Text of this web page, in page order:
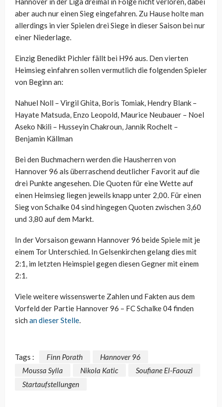
aber auch nur einen Sieg eingefahren. Zu Hause holte man
allerdings in vier Spielen drei Siege in dieser Saison bei nur
einer Niederlage.
Einzig Benedikt Pichler fällt bei H96 aus. Den vierten
Heimsieg einfahren sollen vermutlich die folgenden Spieler
von Beginn an:
Nahuel Noll – Virgil Ghita, Boris Tomiak, Hendry Blank –
Hayate Matsuda, Enzo Leopold, Maurice Neubauer – Noel
Aseko Nkili – Husseyin Chakroun, Jannik Rochelt –
Benjamin Källman
Bei den Buchmachern werden die Hausherren von
Hannover 96 als überraschend deutlicher Favorit auf die
drei Punkte angesehen. Die Quoten für eine Wette auf
einen Heimsieg liegen jeweils knapp unter 2,00. Für einen
Sieg von Schalke 04 sind hingegen Quoten zwischen 3,60
und 3,80 auf dem Markt.
In der Vorsaison gewann Hannover 96 beide Spiele mit je
einem Tor Unterschied. In Gelsenkirchen gelang dies mit
2:1, im letzten Heimspiel gegen diesen Gegner mit einem
2:1.
Viele weitere wissenswerte Zahlen und Fakten aus dem
Vorfeld der Partie Hannover 96 – FC Schalke 04 finden
sich an dieser Stelle.
Tags : Finn Porath
Hannover 96
Moussa Sylla
Nikola Katic
Soufiane El-Faouzi
Startaufstellungen